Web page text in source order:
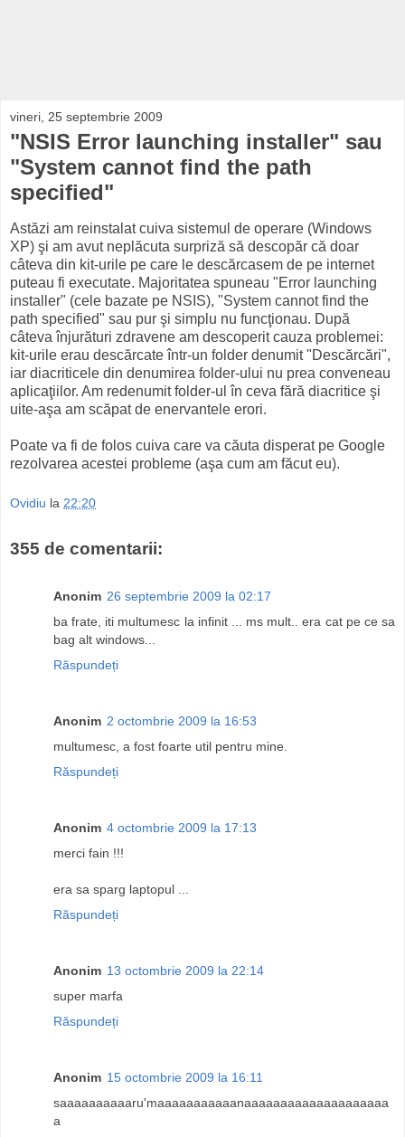
vineri, 25 septembrie 2009
"NSIS Error launching installer" sau
"System cannot find the path
specified"
Astăzi am reinstalat cuiva sistemul de operare (Windows
XP) şi am avut neplăcuta surpriză să descopăr că doar
câteva din kit-urile pe care le descărcasem de pe internet
puteau fi executate. Majoritatea spuneau "Error launching
installer" (cele bazate pe NSIS), "System cannot find the
path specified" sau pur şi simplu nu funcţionau. După
câteva înjurături zdravene am descoperit cauza problemei:
kit-urile erau descărcate într-un folder denumit "Descărcări",
iar diacriticele din denumirea folder-ului nu prea conveneau
aplicaţiilor. Am redenumit folder-ul în ceva fără diacritice şi
uite-aşa am scăpat de enervantele erori.
Poate va fi de folos cuiva care va căuta disperat pe Google
rezolvarea acestei probleme (aşa cum am făcut eu).
Ovidiu la 22:20
355 de comentarii:
Anonim 26 septembrie 2009 la 02:17
ba frate, iti multumesc la infinit ... ms mult.. era cat pe ce sa
bag alt windows...
Răspundeți
Anonim 2 octombrie 2009 la 16:53
multumesc, a fost foarte util pentru mine.
Răspundeți
Anonim 4 octombrie 2009 la 17:13
merci fain !!!
era sa sparg laptopul ...
Răspundeți
Anonim 13 octombrie 2009 la 22:14
super marfa
Răspundeți
Anonim 15 octombrie 2009 la 16:11
saaaaaaaaaaru'maaaaaaaaaaanaaaaaaaaaaaaaaaaaaaa
a